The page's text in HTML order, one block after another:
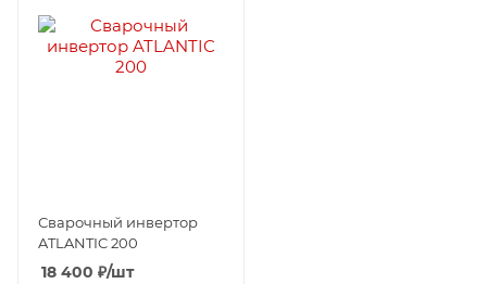
Сварочный инвертор
ATLANTIC 200
18 400 ₽/шт